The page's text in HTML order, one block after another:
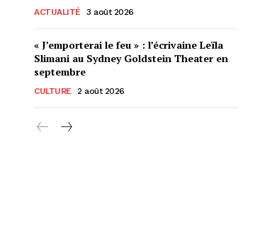
ACTUALITÉ 3 août 2026
« J’emporterai le feu » : l’écrivaine Leïla
Slimani au Sydney Goldstein Theater en
septembre
CULTURE 2 août 2026